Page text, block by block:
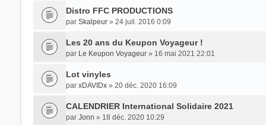
Distro FFC PRODUCTIONS
par Skalpeur» 24 juil. 2016 0:09
Les 20 ans du Keupon Voyageur !
par Le Keupon Voyageur» 16 mai 2021 22:01
Lot vinyles
par xDAVIDx» 20 déc. 2020 16:09
CALENDRIER International Solidaire 2021
par Jonn » 18 déc. 2020 10:29